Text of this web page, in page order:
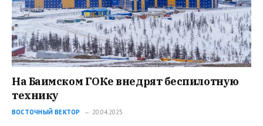
На Баимском ГОКе внедрят беспилотную
технику
ВОСТОЧНЫЙ ВЕКТОР 20.04.2025